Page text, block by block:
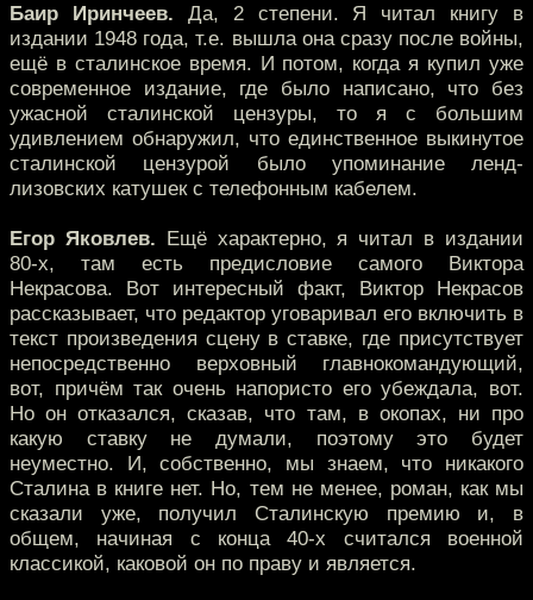
Баир Иринчеев. Да, 2 степени. Я читал книгу в
издании 1948 года, т.е. вышла она сразу после войны,
ещё в сталинское время. И потом, когда я купил уже
современное издание, где было написано, что без
ужасной сталинской цензуры, то я с большим
удивлением обнаружил, что единственное выкинутое
сталинской цензурой было упоминание ленд-
лизовских катушек с телефонным кабелем.
Егор Яковлев. Ещё характерно, я читал в издании
80-х, там есть предисловие самого Виктора
Некрасова. Вот интересный факт, Виктор Некрасов
рассказывает, что редактор уговаривал его включить в
текст произведения сцену в ставке, где присутствует
непосредственно верховный главнокомандующий,
вот, причём так очень напористо его убеждала, вот.
Но он отказался, сказав, что там, в окопах, ни про
какую ставку не думали, поэтому это будет
неуместно. И, собственно, мы знаем, что никакого
Сталина в книге нет. Но, тем не менее, роман, как мы
сказали уже, получил Сталинскую премию и, в
общем, начиная с конца 40-х считался военной
классикой, каковой он по праву и является.